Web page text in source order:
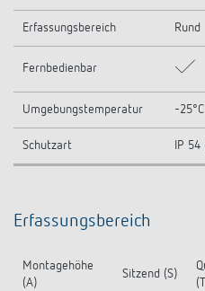
Erfassungsbereich Rund
Fernbedienbar
Umgebungstemperatur -
Schutzart IP
Erfassungsbereich
Montagehöhe
(A)
Sitzend (S)